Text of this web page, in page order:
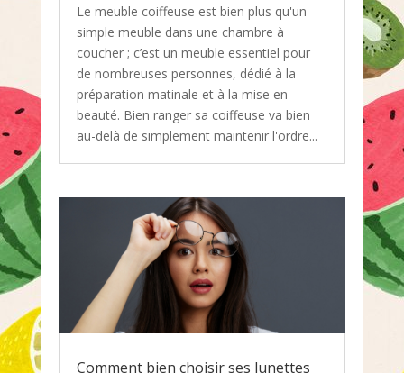
Le meuble coiffeuse est bien plus qu'un
simple meuble dans une chambre à
coucher ; c’est un meuble essentiel pour
de nombreuses personnes, dédié à la
préparation matinale et à la mise en
beauté. Bien ranger sa coiffeuse va bien
au-delà de simplement maintenir l'ordre...
Comment bien choisir ses lunettes